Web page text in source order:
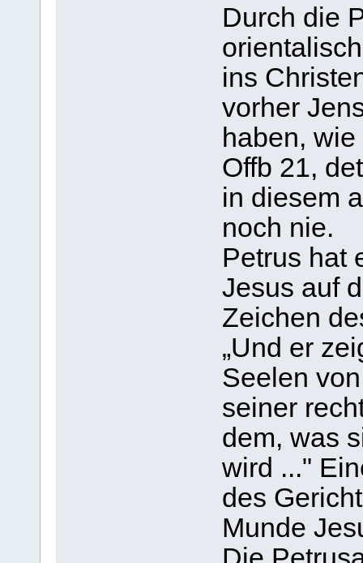
Durch die
ins
vorher
haben,
Offb 21,
in diesem
noch nie.
Petrus hat
Jesus auf
Zeichen
„Und er
Seelen
seiner
dem, was
wird ..."
des
Munde